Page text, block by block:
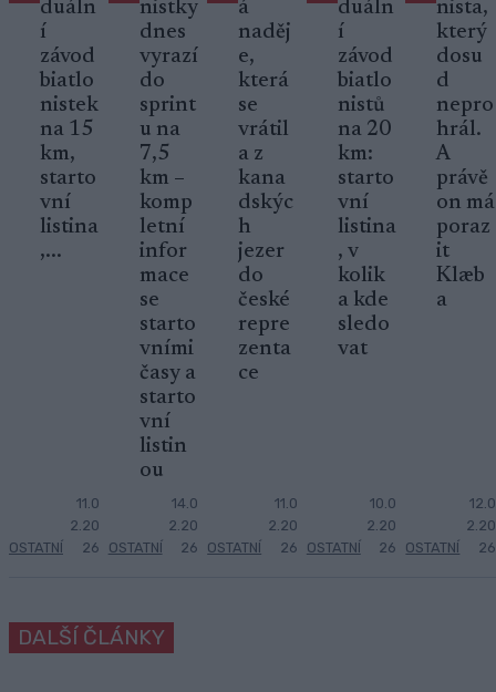
duáln
í
závod
biatlo
nistek
na 15
km,
starto
vní
listina
,...
OSTATNÍ
11.0
2.20
26
nistky
dnes
vyrazí
do
sprint
u na
7,5
km –
komp
letní
infor
mace
se
starto
vními
časy a
starto
vní
listin
ou
OSTATNÍ
14.0
2.20
26
á
naděj
e,
která
se
vrátil
a z
kana
dskýc
h
jezer
do
české
repre
zenta
ce
OSTATNÍ
11.0
2.20
26
duáln
í
závod
biatlo
nistů
na 20
km:
starto
vní
listina
, v
kolik
a kde
sledo
vat
OSTATNÍ
10.0
2.20
26
nista,
který
dosu
d
nepro
hrál.
A
právě
on má
poraz
it
Klæb
a
OSTATNÍ
12.0
2.20
26
DALŠÍ ČLÁNKY